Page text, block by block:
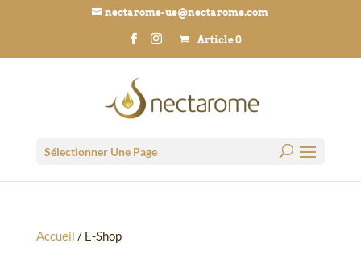
nectarome-ue@nectarome.com
Article 0
Sélectionner Une Page
Accueil / E-Shop